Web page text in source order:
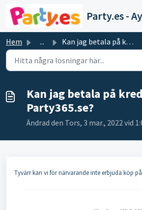
Hoppa över till huvudinnehåll
Party.es -
Hem ... Kan jag betala på kredit på Party365.se?
Kan jag betala på
Party365.se?
Ändrad den Tors, 3 mar., 2022 vid
Tyvärr kan vi för närvarande inte erbjuda köp